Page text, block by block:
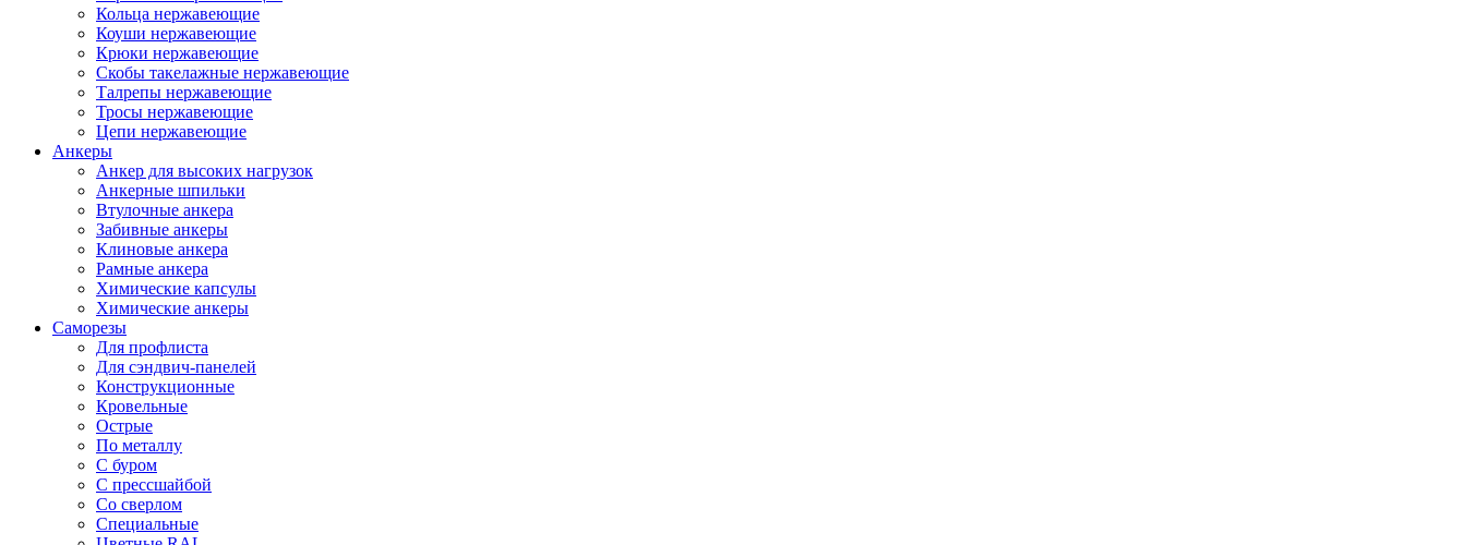
Кольца нержавеющие
Коуши нержавеющие
Крюки нержавеющие
Скобы такелажные нержавеющие
Талрепы нержавеющие
Тросы нержавеющие
Цепи нержавеющие
Анкеры
Анкер для высоких нагрузок
Анкерные шпильки
Втулочные анкера
Забивные анкеры
Клиновые анкера
Рамные анкера
Химические капсулы
Химические анкеры
Саморезы
Для профлиста
Для сэндвич-панелей
Конструкционные
Кровельные
Острые
По металлу
С буром
С прессшайбой
Со сверлом
Специальные